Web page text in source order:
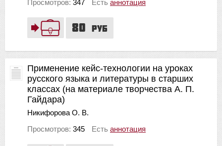
80 руб
Просмотров: 347 Есть аннотация
Применение кейс-технологии на уроках
русского языка и литературы в старших
классах (на материале творчества А. П.
Гайдара)
Никифорова О. В.
Просмотров: 345 Есть аннотация